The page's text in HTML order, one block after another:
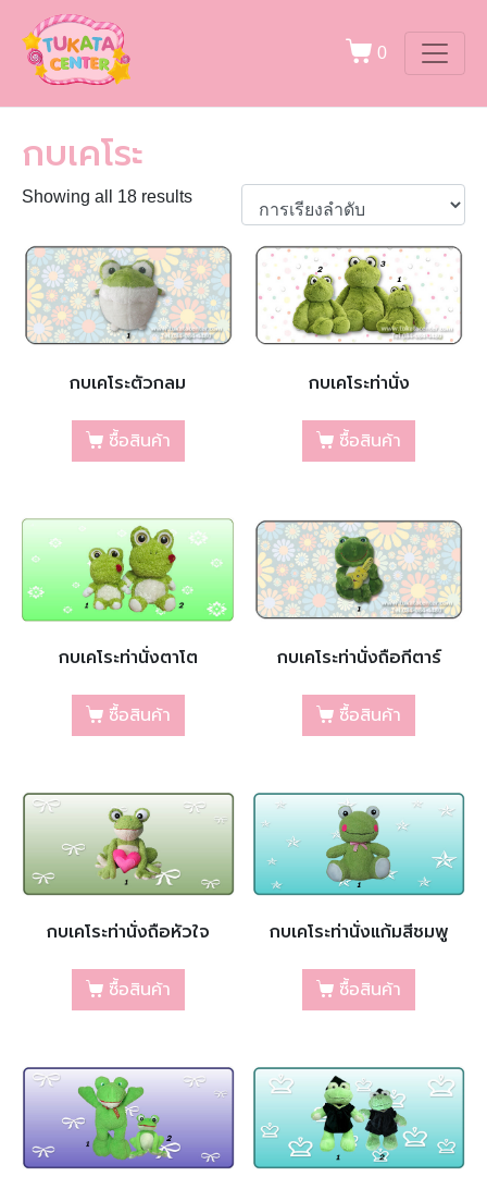
0
กบเคโระ
Showing all 18 results
กบเคโระตัวกลม
ซื้อสินค้า
กบเคโระท่านั่ง
ซื้อสินค้า
กบเคโระท่านั่งตาโต
ซื้อสินค้า
กบเคโระท่านั่งถือกีตาร์
ซื้อสินค้า
กบเคโระท่านั่งถือหัวใจ
ซื้อสินค้า
กบเคโระท่านั่งแก้มสีชมพู
ซื้อสินค้า